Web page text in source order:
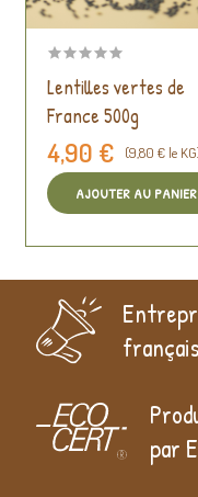
Lentilles vertes de
France 500g
4,90 € (9,80 € le
AJOUTER AU PANIER
par